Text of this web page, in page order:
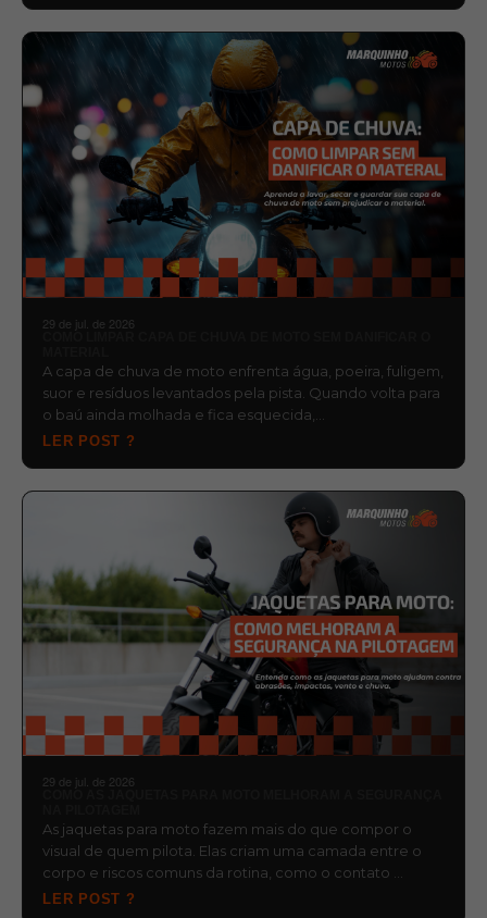
29 de jul. de 2026
A capa de chuva de moto enfrenta água, poeira, fuligem,
suor e resíduos levantados pela pista. Quando volta para
o baú ainda molhada e fica esquecida,…
LER POST ?
29 de jul. de 2026
As jaquetas para moto fazem mais do que compor o
visual de quem pilota. Elas criam uma camada entre o
corpo e riscos comuns da rotina, como o contato …
LER POST ?